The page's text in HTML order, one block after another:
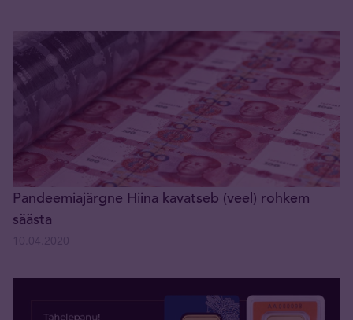
Pandeemiajärgne Hiina kavatseb (veel) rohkem
säästa